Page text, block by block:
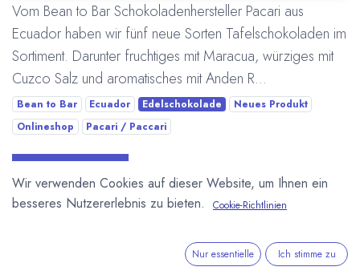
Vom Bean to Bar Schokoladenhersteller Pacari aus
Ecuador haben wir fünf neue Sorten Tafelschokoladen im
Sortiment. Darunter fruchtiges mit Maracua, würziges mit
Cuzco Salz und aromatisches mit Anden R...
Bean to Bar Ecuador Edelschokolade
Neues Produkt
Onlineshop
Pacari / Paccari
Wir verwenden Cookies auf dieser Website, um Ihnen ein
besseres Nutzererlebnis zu bieten.
Cookie-Richtlinien
Nur essentielle Ich stimme zu